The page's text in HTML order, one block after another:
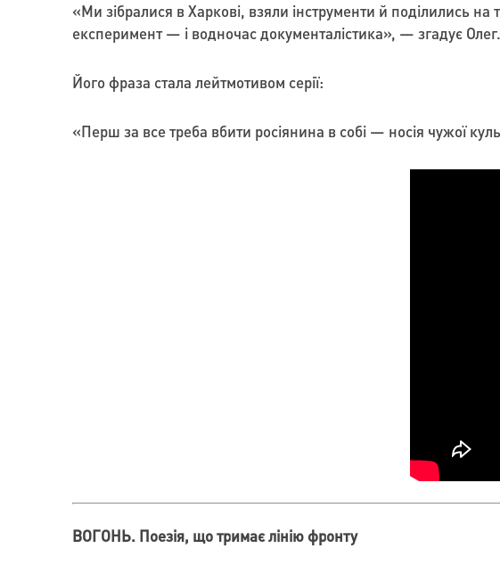
«Ми зібралися в Харкові, взяли інструменти й поділились
експеримент — і водночас документалістика», — згадує Олег.
Його фраза стала лейтмотивом серії:
«Перш за все треба вбити росіянина в собі — носія чужої
ВОГОНЬ. Поезія, що тримає лінію фронту